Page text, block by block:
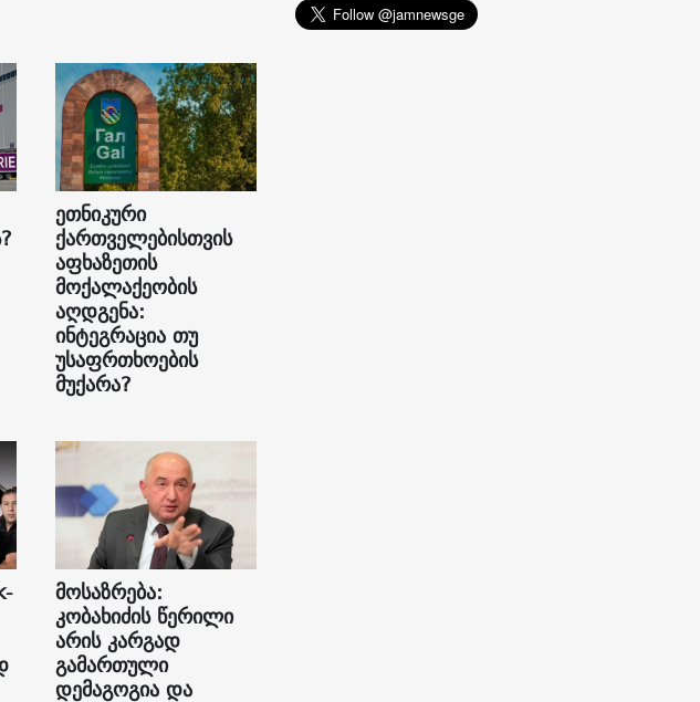
ეთნიკური
ქართველებისთვის
აფხაზეთის
მოქალაქეობის
აღდგენა:
ინტეგრაცია თუ
უსაფრთხოების
მუქარა?
მოსაზრება:
კობახიძის წერილი
არის კარგად
გამართული
დემაგოგია და